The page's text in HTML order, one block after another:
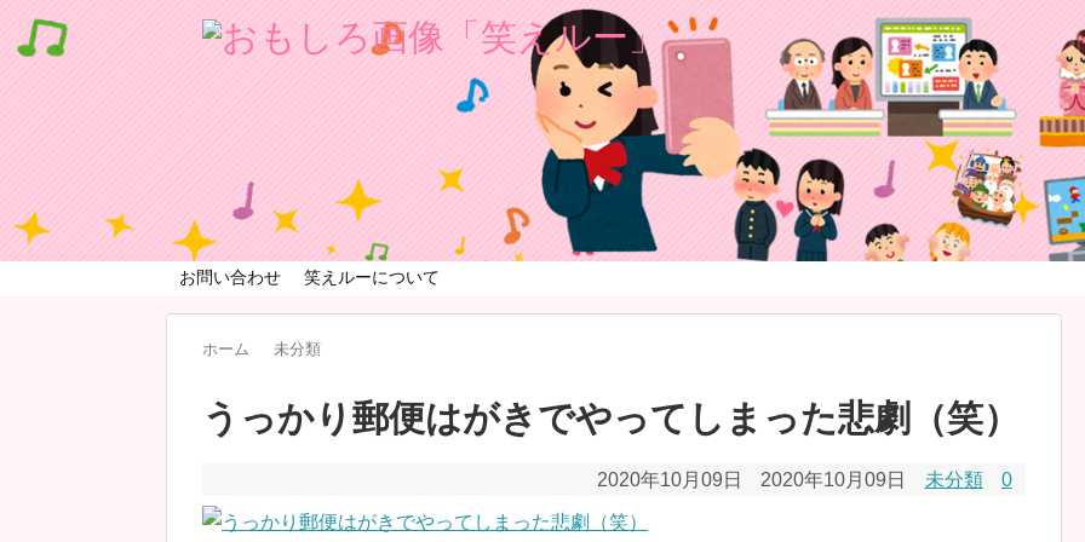
お問い合わせ 笑えルーについて
ホーム 未分類
うっかり郵便はがきでやってしまった悲劇（笑）
2020年10月09日 2020年10月09日 未分類 0